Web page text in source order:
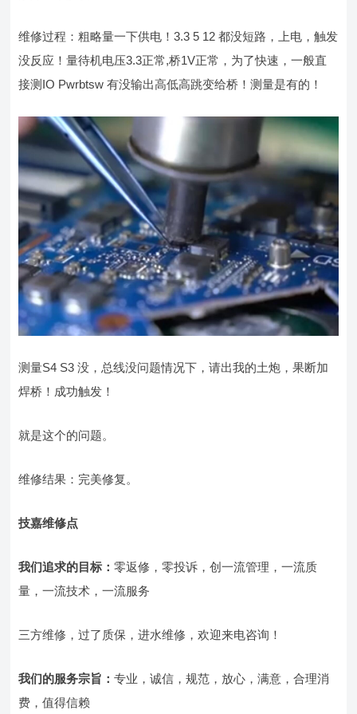
维修过程：粗略量一下供电！3.3 5 12 都没短路，上电，触发
没反应！量待机电压3.3正常,桥1V正常，为了快速，一般直
接测IO Pwrbtsw 有没输出高低高跳变给桥！测量是有的！
测量S4 S3 没，总线没问题情况下，请出我的土炮，果断加
焊桥！成功触发！
就是这个的问题。
维修结果：完美修复。
技嘉维修点
我们追求的目标：零返修，零投诉，创一流管理，一流质
量，一流技术，一流服务
三方维修，过了质保，进水维修，欢迎来电咨询！
我们的服务宗旨 ：专业，诚信，规范，放心，满意，合理消
费，值得信赖